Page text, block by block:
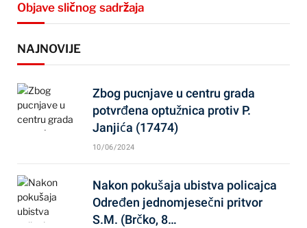
Objave sličnog sadržaja
NAJNOVIJE
Zbog pucnjave u centru grada
potvrđena optužnica protiv P.
Janjića (17474)
10/06/2024
Nakon pokušaja ubistva policajca
Određen jednomjesečni pritvor
S.M. (Brčko, 8…